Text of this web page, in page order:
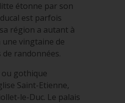
étonne par son
est parfois
région a autant à
vingtaine de
randonnées.
ou gothique
Saint-Etienne,
le-Duc. Le palais